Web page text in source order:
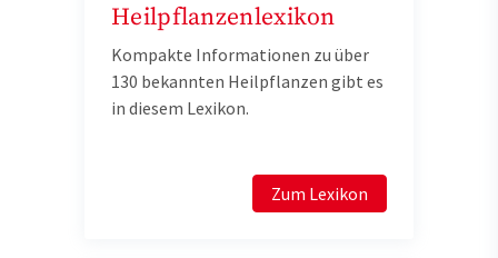
Heilpflanzenlexikon
Kompakte Informationen zu über
130 bekannten Heilpflanzen gibt es
in diesem Lexikon.
Zum Lexikon